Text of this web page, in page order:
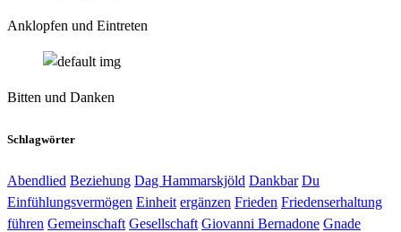
Anklopfen und Eintreten
Bitten und Danken
Schlagwörter
Abendlied Beziehung Dag Hammarskjöld Dankbar Du
Einfühlungsvermögen Einheit ergänzen Frieden Friedenserhaltung
führen Gemeinschaft Gesellschaft Giovanni Bernadone Gnade